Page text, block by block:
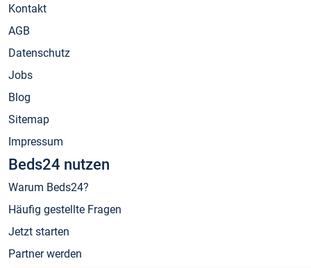
Kontakt
AGB
Datenschutz
Jobs
Blog
Sitemap
Impressum
Beds24 nutzen
Warum Beds24?
Häufig gestellte Fragen
Jetzt starten
Partner werden